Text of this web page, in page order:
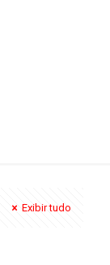
Exibir tudo